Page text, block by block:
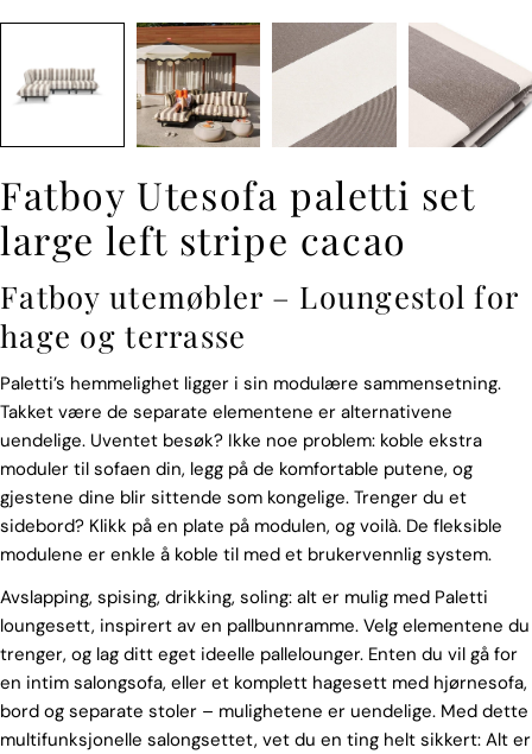
Fatboy Utesofa paletti set
large left stripe cacao
Fatboy utemøbler – Loungestol for
hage og terrasse
Paletti’s hemmelighet ligger i sin modulære sammensetning.
Takket være de separate elementene er alternativene
uendelige. Uventet besøk? Ikke noe problem: koble ekstra
moduler til sofaen din, legg på de komfortable putene, og
gjestene dine blir sittende som kongelige. Trenger du et
sidebord? Klikk på en plate på modulen, og voilà. De fleksible
modulene er enkle å koble til med et brukervennlig system.
Avslapping, spising, drikking, soling: alt er mulig med Paletti
loungesett, inspirert av en pallbunnramme. Velg elementene du
trenger, og lag ditt eget ideelle pallelounger. Enten du vil gå for
en intim salongsofa, eller et komplett hagesett med hjørnesofa,
bord og separate stoler – mulighetene er uendelige. Med dette
multifunksjonelle salongsettet, vet du en ting helt sikkert: Alt er